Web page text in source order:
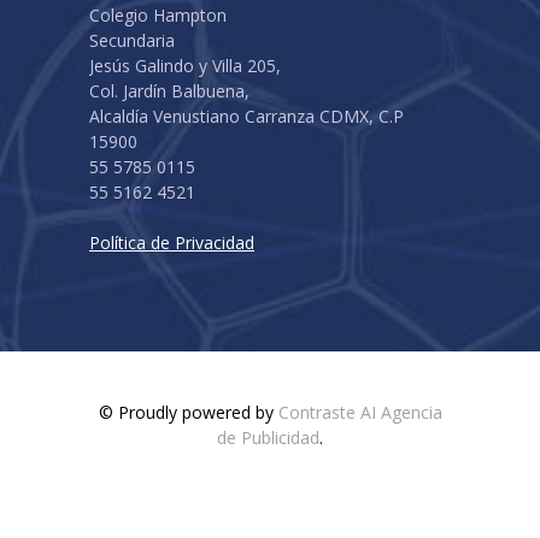
Colegio Hampton
Secundaria
Jesús Galindo y Villa 205,
Col. Jardín Balbuena,
Alcaldía Venustiano Carranza CDMX, C.P
15900
55 5785 0115
55 5162 4521
Política de Privacidad
© Proudly powered by Contraste AI Agencia
de Publicidad.